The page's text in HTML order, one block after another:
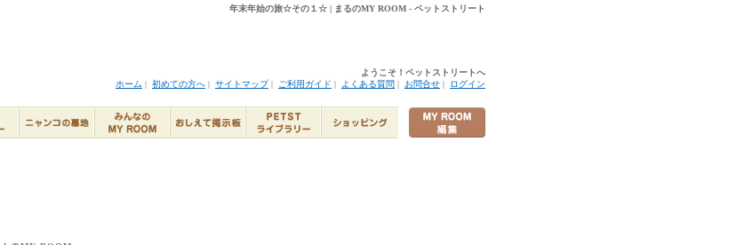
年末年始の旅☆その１☆ | まるのMY ROOM - ペットストリート
ようこそ！ペットストリートへ
ホーム | 初めての方へ | サイトマップ| ご利用ガイド | よくある質問 | お問合せ | ログイン